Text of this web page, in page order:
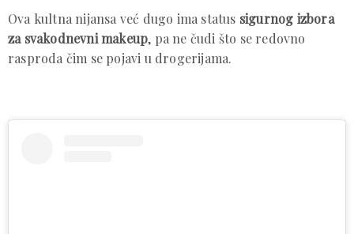
Ova kultna nijansa već dugo ima status sigurnog izbora
za svakodnevni makeup, pa ne čudi što se redovno
rasproda čim se pojavi u drogerijama.